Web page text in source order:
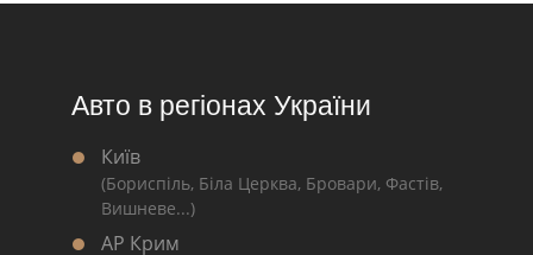
Авто в регіонах України
Київ
(Бориспіль, Біла Церква, Бровари, Фастів,
Вишневе...)
АР Крим